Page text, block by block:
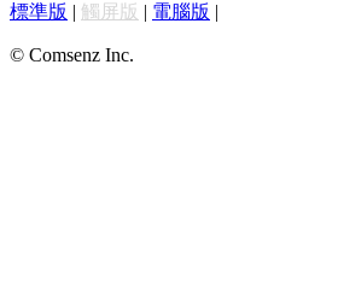
標準版 | 觸屏版 | 電腦版 |
© Comsenz Inc.